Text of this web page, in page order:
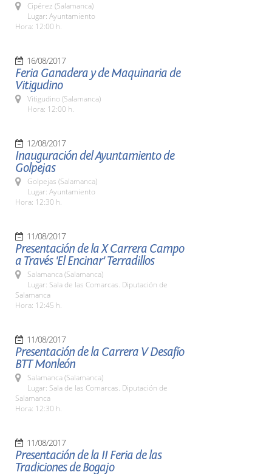
Cipérez (Salamanca)
Lugar: Ayuntamiento
Hora: 12:00 h.
16/08/2017
Feria Ganadera y de Maquinaria de
Vitigudino
Vitigudino (Salamanca)
Hora: 12:00 h.
12/08/2017
Inauguración del Ayuntamiento de
Golpejas
Golpejas (Salamanca)
Lugar: Ayuntamiento
Hora: 12:30 h.
11/08/2017
Presentación de la X Carrera Campo
a Través 'El Encinar' Terradillos
Salamanca (Salamanca)
Lugar: Sala de las Comarcas. Diputación de
Salamanca
Hora: 12:45 h.
11/08/2017
Presentación de la Carrera V Desafío
BTT Monleón
Salamanca (Salamanca)
Lugar: Sala de las Comarcas. Diputación de
Salamanca
Hora: 12:30 h.
11/08/2017
Presentación de la II Feria de las
Tradiciones de Bogajo